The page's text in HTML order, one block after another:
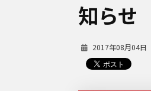
知らせ
2017年08月04日